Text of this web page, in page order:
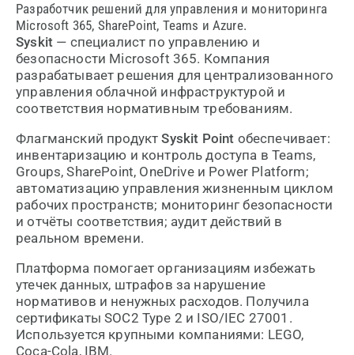
Разработчик решений для управления и мониторинга
Microsoft 365, SharePoint, Teams и Azure.
Syskit — специалист по управлению и
безопасности Microsoft 365. Компания
разрабатывает решения для централизованного
управления облачной инфраструктурой и
соответствия нормативным требованиям.
Флагманский продуктSyskit Point обеспечивает:
инвентаризацию и контроль доступа в Teams,
Groups, SharePoint, OneDrive и Power Platform;
автоматизацию управления жизненным циклом
рабочих пространств; мониторинг безопасности
и отчёты соответствия; аудит действий в
реальном времени.
Платформа помогает организациям избежать
утечек данных, штрафов за нарушение
нормативов и ненужных расходов. Получила
сертификаты SOC2 Type 2 и ISO/IEC 27001.
Используется крупными компаниями: LEGO,
Coca-Cola, IBM.